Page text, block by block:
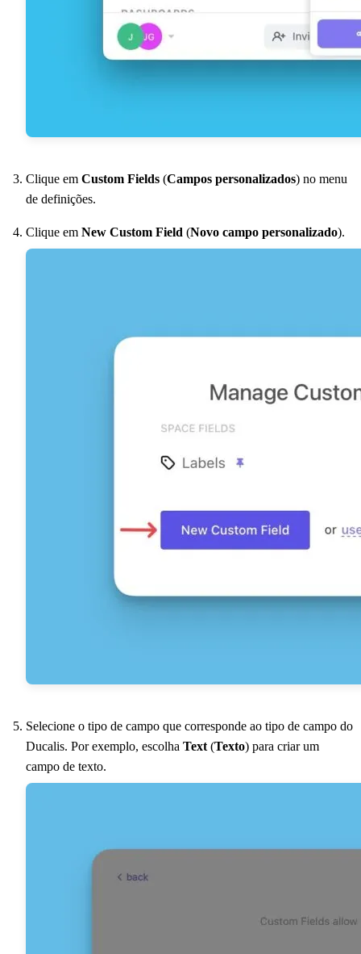
Clique em Custom Fields (Campos personalizados) no menu
de definições.
Clique em New Custom Field (Novo campo personalizado).
Selecione o tipo de campo que corresponde ao tipo de campo do
Ducalis. Por exemplo, escolha Text (Texto) para criar um
campo de texto.